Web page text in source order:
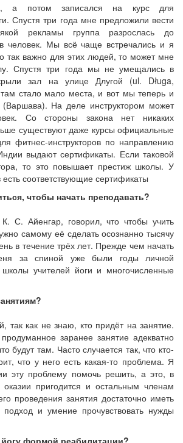
а потом записался на курс для
Спустя три года мне предложили вести
рекламы группа разрослась до
человек. Мы всё чаще встречались и я
так важно для этих людей, то может мне
Спустя три года мы не умещались в
зал на улице Длугой (ul. Długa,
стало мало места, и вот мы теперь и
(Варшава). На деле инструктором может
Со стороны закона нет никаких
существуют даже курсы официальные
фитнес-инструкторов по направлению
выдают сертификаты. Если таковой
то это повышает престиж школы. У
соответствующие сертификаты
чтобы начать преподавать?
С. Айенгар, говорил, что чтобы учить
самому её сделать осознанно тысячу
в течение трёх лет. Прежде чем начать
за спиной уже были годы личной
школы учителей йоги и многочисленные
так как не знаю, кто придёт на занятие.
заранее занятие адекватно
будут там. Часто случается так, что кто-
что у него есть какая-то проблема. Я
эту проблему помочь решить, а это, в
пригодится и остальным членам
проведения занятия достаточно иметь
подход и умение прочувствовать нужды
формой реабилитации?